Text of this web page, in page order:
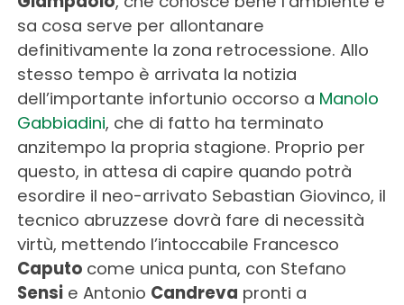
sa cosa serve per allontanare
definitivamente la zona retrocessione. Allo
stesso tempo è arrivata la notizia
dell’importante infortunio occorso a Manolo
Gabbiadini, che di fatto ha terminato
anzitempo la propria stagione. Proprio per
questo, in attesa di capire quando potrà
esordire il neo-arrivato Sebastian Giovinco, il
tecnico abruzzese dovrà fare di necessità
virtù, mettendo l’intoccabile Francesco
Caputo come unica punta, con Stefano
Sensie Antonio Candreva pronti a